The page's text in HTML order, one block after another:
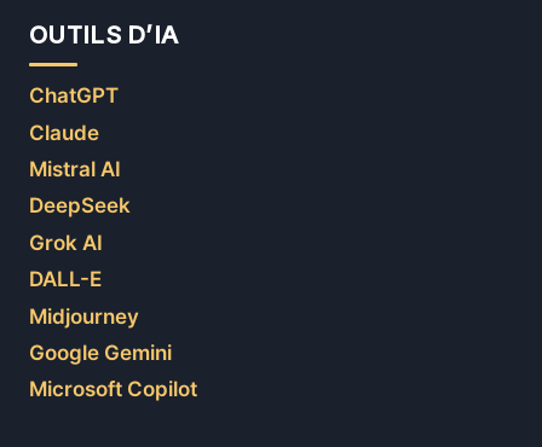
OUTILS D’IA
ChatGPT
Claude
Mistral AI
DeepSeek
Grok AI
DALL-E
Midjourney
Google Gemini
Microsoft Copilot